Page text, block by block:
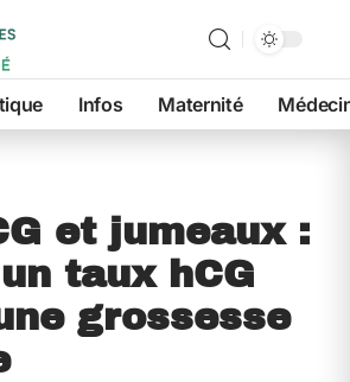
Infos Maternité
et jumeaux :
taux hCG
grossesse